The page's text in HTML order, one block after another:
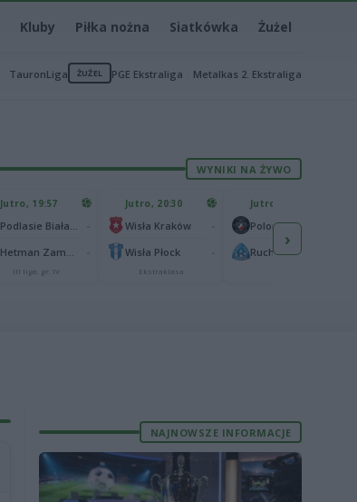
Kluby Piłka nożna Siatkówka Żużel
TauronLiga ŻUŻEL PGE Ekstraliga Metalkas 2. Ekstraliga
WYNIKI NA ŻYWO
Jutro, 19:57
III liga, gr. IV
Jutro, 20:30
Wisła Kraków
Wisła Płock
Ekstraklasa
Jutro, 20:30
Ruch Chorzów
›
NAJNOWSZE INFORMACJE